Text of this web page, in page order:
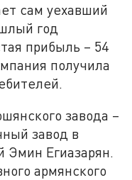
сам уехавший
год
прибыль – 54
получила
завода –
завод в
Егиазарян.
армянского